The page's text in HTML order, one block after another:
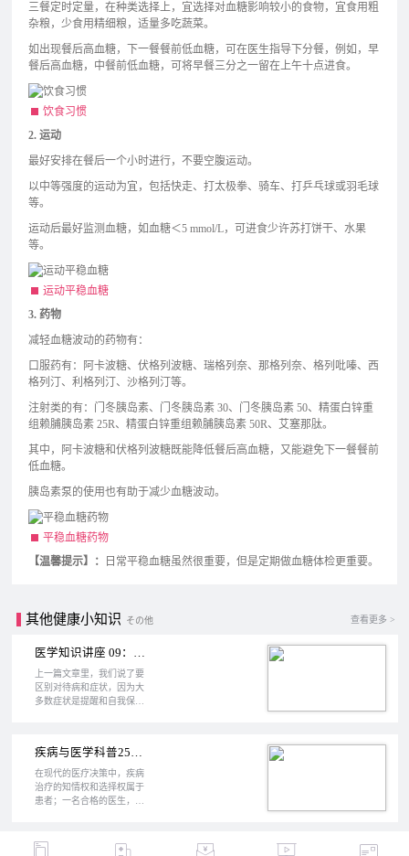
三餐定时定量，在种类选择上，宜选择对血糖影响较小的食物，宜食用粗
杂粮，少食用精细粮，适量多吃蔬菜。
如出现餐后高血糖，下一餐餐前低血糖，可在医生指导下分餐，例如，早
餐后高血糖，中餐前低血糖，可将早餐三分之一留在上午十点进食。
饮食习惯
2. 运动
最好安排在餐后一个小时进行，不要空腹运动。
以中等强度的运动为宜，包括快走、打太极拳、骑车、打乒乓球或羽毛球
等。
运动后最好监测血糖，如血糖＜5 mmol/L，可进食少许苏打饼干、水果
等。
运动平稳血糖
3. 药物
减轻血糖波动的药物有：
口服药有：阿卡波糖、伏格列波糖、瑞格列奈、那格列奈、格列吡嗪、西
格列汀、利格列汀、沙格列汀等。
注射类的有：门冬胰岛素、门冬胰岛素 30、门冬胰岛素 50、精蛋白锌重
组赖脯胰岛素 25R、精蛋白锌重组赖脯胰岛素 50R、艾塞那肽。
其中，阿卡波糖和伏格列波糖既能降低餐后高血糖，又能避免下一餐餐前
低血糖。
胰岛素泵的使用也有助于减少血糖波动。
平稳血糖药物
【温馨提示】：
日常平稳血糖虽然很重要，但是定期做血糖体检更重要。
其他健康小知识 その他 查看更多 >
医学知识讲座 09：代偿维持功能，却难发现病症（上）
上一篇文章里，我们说了要
区别对待病和症状，因为大
多数症状是提醒和自我保
我们会讲一个重要的机制来
解释有病却没症状的原因，
以及如何巧妙地利用这个机
制对抗疾病。
在现代的医疗决策中，疾病
治疗的知情权和选择权属于
患者；一名合格的医生，会
医疗既是一门自然科学，也